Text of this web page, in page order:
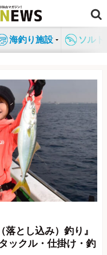
海釣り施設 ソル
とし込み）釣り』
ックル・仕掛け・釣